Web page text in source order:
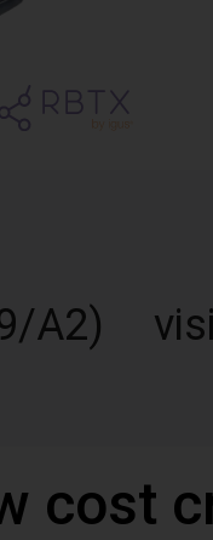
A2)
cost